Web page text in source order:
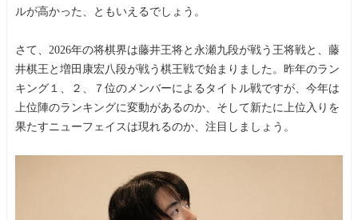
ルが高かった、ともいえるでしょう。
さて、2026年の将棋界は藤井王将と永瀬九段が戦う王将戦と、藤
井棋王と増田康宏八段が戦う棋王戦で始まりました。昨年のラン
キング１、２、７位のメンバーによるタイトル戦ですが、今年は
上位陣のランキングに変動があるのか、そして新たに上位入りを
果たすニューフェイスは現れるのか、注目しましょう。